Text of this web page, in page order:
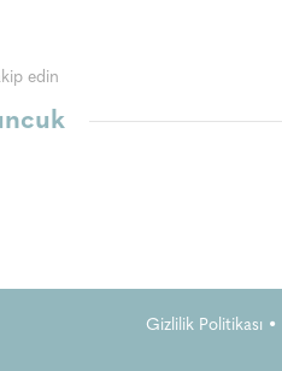
edin
Gizlilik Politikası •